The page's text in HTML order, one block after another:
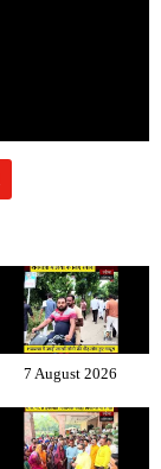
7 August 2026